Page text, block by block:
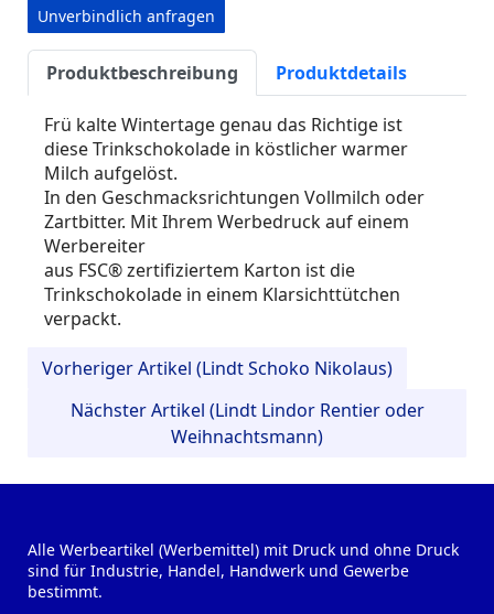
Unverbindlich anfragen
Produktbeschreibung Produktdetails
Frü kalte Wintertage genau das Richtige ist
diese Trinkschokolade in köstlicher warmer
Milch aufgelöst.
In den Geschmacksrichtungen Vollmilch oder
Zartbitter. Mit Ihrem Werbedruck auf einem
Werbereiter
aus FSC® zertifiziertem Karton ist die
Trinkschokolade in einem Klarsichttütchen
verpackt.
Vorheriger Artikel (Lindt Schoko Nikolaus)
Nächster Artikel (Lindt Lindor Rentier oder
Weihnachtsmann)
Alle Werbeartikel (Werbemittel) mit Druck und ohne Druck
sind für Industrie, Handel, Handwerk und Gewerbe
bestimmt.